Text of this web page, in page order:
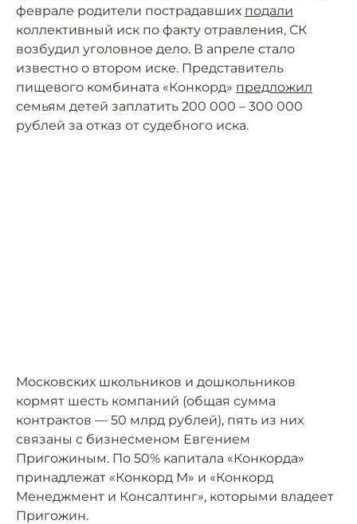
феврале родители пострадавших подали
коллективный иск по факту отравления, СК
возбудил уголовное дело. В апреле стало
известно о втором иске. Представитель
пищевого комбината «Конкорд» предложил
семьям детей заплатить 200 000 – 300 000
рублей за отказ от судебного иска.
Московских школьников и дошкольников
кормят шесть компаний (общая сумма
контрактов — 50 млрд рублей), пять из них
связаны с бизнесменом Евгением
Пригожиным. По 50% капитала «Конкорда»
принадлежат «Конкорд М» и «Конкорд
Менеджмент и Консалтинг», которыми владеет
Пригожин.